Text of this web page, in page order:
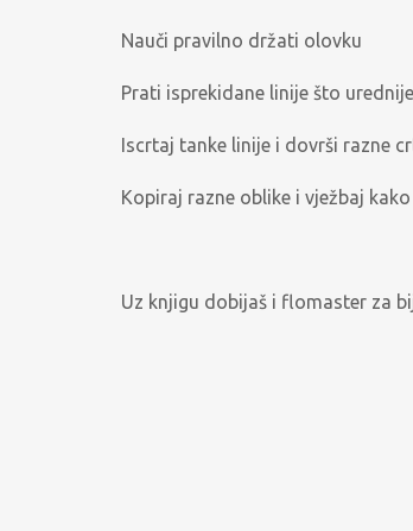
Nauči pravilno držati olovku
Prati isprekidane linije što urednije
Iscrtaj tanke linije i dovrši razne
Kopiraj razne oblike i vježbaj
Uz knjigu dobijaš i flomaster za